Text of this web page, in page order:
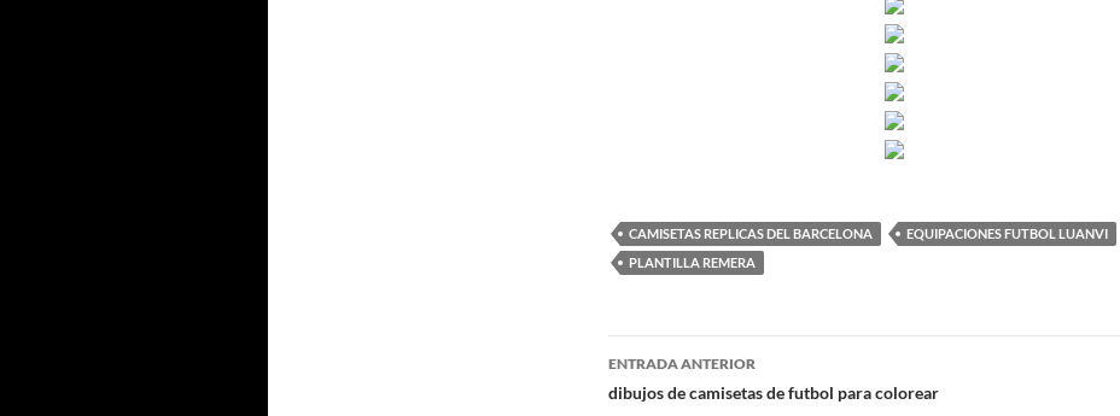
CAMISETAS REPLICAS DEL BARCELONA
EQUIPACIONES FUTBOL LUANVI
PLANTILLA REMERA
Navegación
de
ENTRADA ANTERIOR
dibujos de camisetas de futbol para colorear